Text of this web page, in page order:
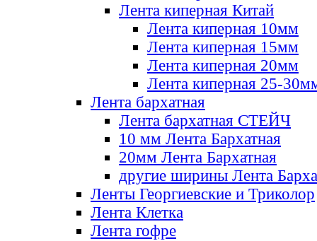
Лента киперная Китай
Лента киперная 10мм
Лента киперная 15мм
Лента киперная 20мм
Лента киперная 25-
Лента бархатная
Лента бархатная СТЕЙЧ
10 мм Лента Бархатная
20мм Лента Бархатная
другие ширины Лента
Ленты Георгиевские и Триколор
Лента Клетка
Лента гофре